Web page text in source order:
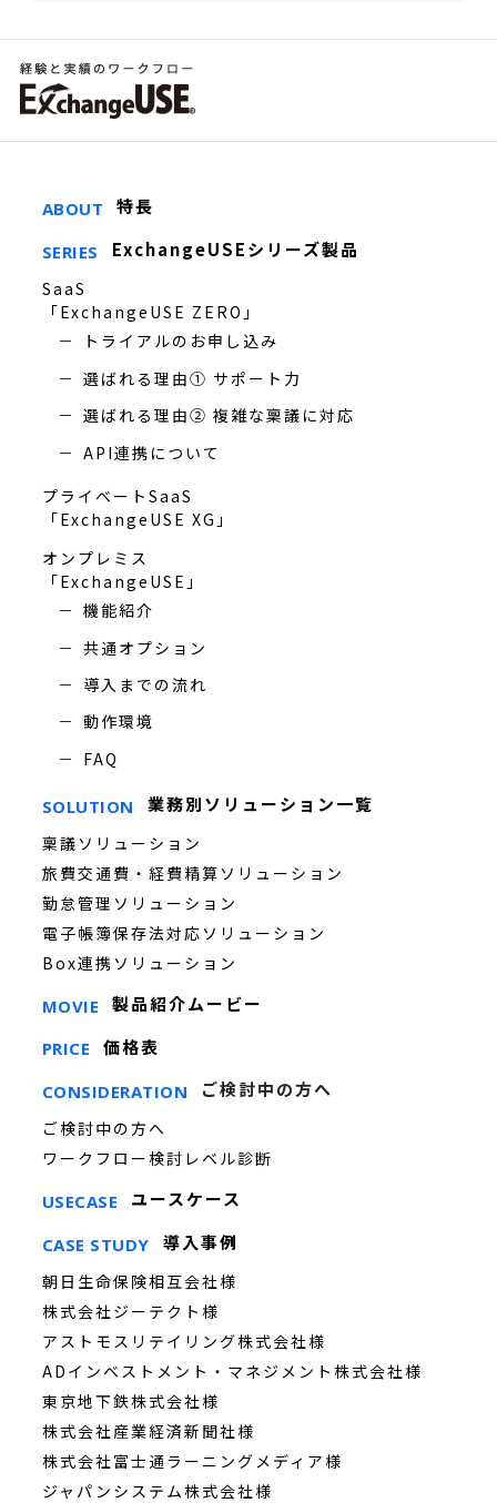
ABOUT 特長
SERIES ExchangeUSEシリーズ製品
SaaS
「ExchangeUSE ZERO」
トライアルのお申し込み
選ばれる理由① サポート力
選ばれる理由② 複雑な稟議に対応
API連携について
プライベートSaaS
「ExchangeUSE XG」
オンプレミス
「ExchangeUSE」
機能紹介
共通オプション
導入までの流れ
動作環境
FAQ
SOLUTION 業務別ソリューション一覧
稟議ソリューション
旅費交通費・経費精算ソリューション
勤怠管理ソリューション
電子帳簿保存法対応ソリューション
Box連携ソリューション
MOVIE
製品紹介ムービー
PRICE 価格表
CONSIDERATION ご検討中の方へ
ご検討中の方へ
ワークフロー検討レベル診断
USECASE
ユースケース
CASE STUDY 導入事例
朝日生命保険相互会社様
株式会社ジーテクト様
アストモスリテイリング株式会社様
ADインベストメント・マネジメント株式会社様
東京地下鉄株式会社様
株式会社産業経済新聞社様
株式会社富士通ラーニングメディア様
ジャパンシステム株式会社様